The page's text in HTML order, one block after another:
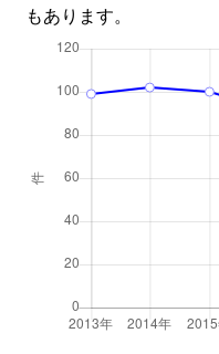
もあります。